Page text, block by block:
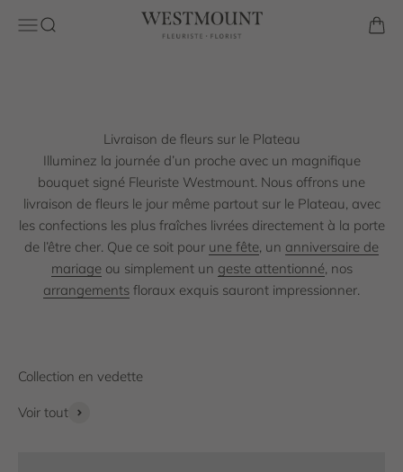
Ouvrir la navigation
Ouvrir la rechercheWestmount Florist Voir
le Plateau. Nous vous offrons notre passion à travers nos
Magasinez la collection
Livraison de fleurs sur le Plateau
Illuminez la journée d’un proche avec un magnifique
bouquet signé Fleuriste Westmount. Nous offrons une
livraison de fleurs le jour même partout sur le Plateau, avec
les confections les plus fraîches livrées directement à la porte
de l’être cher. Que ce soit pour une fête, un anniversaire de
mariageou simplement un geste attentionné, nos
arrangements floraux exquis sauront impressionner.
Voir tout